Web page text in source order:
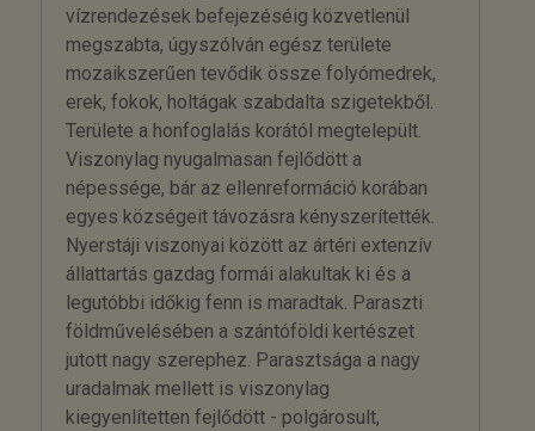
vízrendezések befejezéséig közvetlenül
megszabta, úgyszólván egész területe
mozaikszerűen tevődik össze folyómedrek,
erek, fokok, holtágak szabdalta szigetekből.
Területe a honfoglalás korától megtelepült.
Viszonylag nyugalmasan fejlődött a
népessége, bár az ellenreformáció korában
egyes községeit távozásra kényszerítették.
Nyerstáji viszonyai között az ártéri extenzív
állattartás gazdag formái alakultak ki és a
legutóbbi időkig fenn is maradtak. Paraszti
földművelésében a szántóföldi kertészet
jutott nagy szerephez. Parasztsága a nagy
uradalmak mellett is viszonylag
kiegyenlítetten fejlődött - polgárosult,